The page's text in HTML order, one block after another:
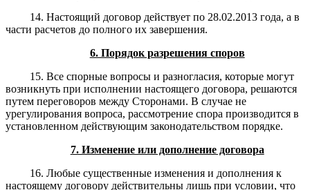
14. Настоящий договор действует по 28.02.2013 года, а в
части расчетов до полного их завершения.
6. Порядок разрешения споров
15. Все спорные вопросы и разногласия, которые могут
возникнуть при исполнении настоящего договора, решаются
путем переговоров между Сторонами. В случае не
урегулирования вопроса, рассмотрение спора производится в
установленном действующим законодательством порядке.
7. Изменение или дополнение договора
16. Любые существенные изменения и дополнения к
настоящему договору действительны лишь при условии, что